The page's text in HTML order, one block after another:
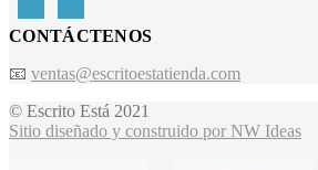
CONTÁCTENOS
📧 ventas@escritoestatienda.com
© Escrito Está 2021
Sitio diseñado y construido por NW Ideas